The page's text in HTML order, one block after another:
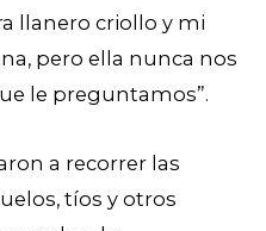
llanero criollo y mi
pero ella nunca nos
le preguntamos”.
a recorrer las
tíos y otros